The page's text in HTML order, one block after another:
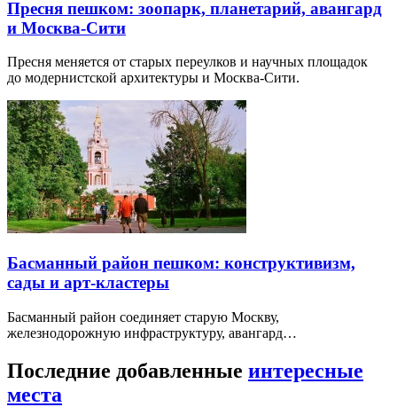
Пресня пешком: зоопарк, планетарий, авангард
и Москва-Сити
Пресня меняется от старых переулков и научных площадок
до модернистской архитектуры и Москва-Сити.
Басманный район пешком: конструктивизм,
сады и арт-кластеры
Басманный район соединяет старую Москву,
железнодорожную инфраструктуру, авангард…
Последние добавленные интересные
места